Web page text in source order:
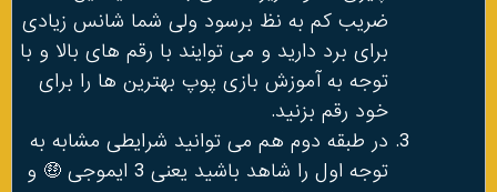
ضریب کم به نظ برسود ولی شما شانس زیادی
برای برد دارید و می توایند با رقم های بالا و با
توجه به آموزش بازی پوپ بهترین ها را برای
خود رقم بزنید.
در طبقه دوم هم می توانید شرایطی مشابه به
توجه اول را شاهد باشید یعنی 3 ایموجی 🤑 و